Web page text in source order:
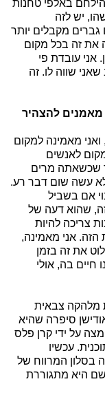
באלפי טחנות
יש לזה
מקבלים יותר
את זה בכל מקום
אני עובדת פי
שווה לו. זה
להצהיר
מאמינה למקום
לאנשים
שכשאתה מרים
עשה שום דבר רע.
אם בשביל
שהוא דעה של
צריכה להיות
הזה. אני מאמינה,
את זה בזמן
בה, אולי
מלהקה צבאית
סיפרה שהיא
על ידי קרן פלס
עכשיו
בסלון המרווח של
היא מתגוררת